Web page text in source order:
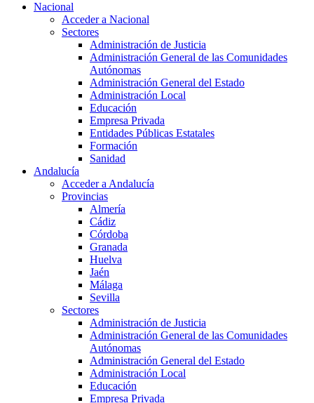
Nacional
Acceder a Nacional
Sectores
Administración de Justicia
Administración General de las Comunidades
Autónomas
Administración General del Estado
Administración Local
Educación
Empresa Privada
Entidades Públicas Estatales
Formación
Sanidad
Andalucía
Acceder a Andalucía
Provincias
Almería
Cádiz
Córdoba
Granada
Huelva
Jaén
Málaga
Sevilla
Sectores
Administración de Justicia
Administración General de las Comunidades
Autónomas
Administración General del Estado
Administración Local
Educación
Empresa Privada